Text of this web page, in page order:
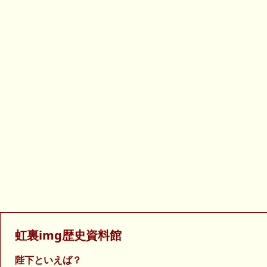
虹裏img歴史資料館
陛下といえば？